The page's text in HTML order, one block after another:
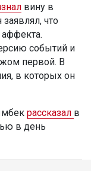
вину в
что
событий и
первой. В
в которых он
рассказал в
в день